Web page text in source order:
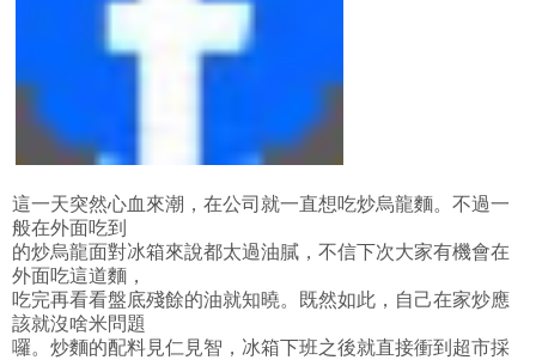
這一天突然心血來潮，在公司就一直想吃炒烏龍麵。不過一
般在外面吃到
的炒烏龍面對冰箱來說都太過油膩，不信下次大家有機會在
外面吃這道麵，
吃完再看看盤底殘餘的油就知曉。既然如此，自己在家炒應
該就沒啥米問題
囉。炒麵的配料見仁見智，冰箱下班之後就直接衝到超市採